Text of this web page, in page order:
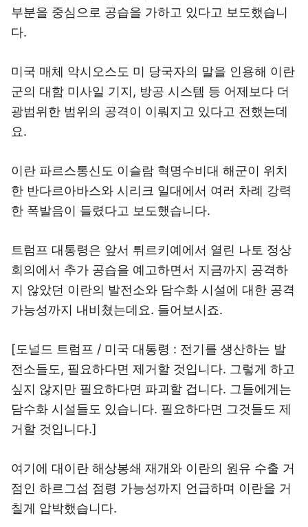
부분을 중심으로 공습을 가하고 있다고 보도했습니
다.
미국 매체 악시오스도 미 당국자의 말을 인용해 이란
군의 대함 미사일 기지, 방공 시스템 등 어제보다 더
광범위한 범위의 공격이 이뤄지고 있다고 전했는데
요.
이란 파르스통신도 이슬람 혁명수비대 해군이 위치
한 반다르아바스와 시리크 일대에서 여러 차례 강력
한 폭발음이 들렸다고 보도했습니다.
트럼프 대통령은 앞서 튀르키예에서 열린 나토 정상
회의에서 추가 공습을 예고하면서 지금까지 공격하
지 않았던 이란의 발전소와 담수화 시설에 대한 공격
가능성까지 내비쳤는데요. 들어보시죠.
[도널드 트럼프 / 미국 대통령 : 전기를 생산하는 발
전소들도, 필요하다면 제거할 것입니다. 그렇게 하고
싶지 않지만 필요하다면 파괴할 겁니다. 그들에게는
담수화 시설들도 있습니다. 필요하다면 그것들도 제
거할 것입니다.]
여기에 대이란 해상봉쇄 재개와 이란의 원유 수출 거
점인 하르그섬 점령 가능성까지 언급하며 이란을 거
칠게 압박했습니다.